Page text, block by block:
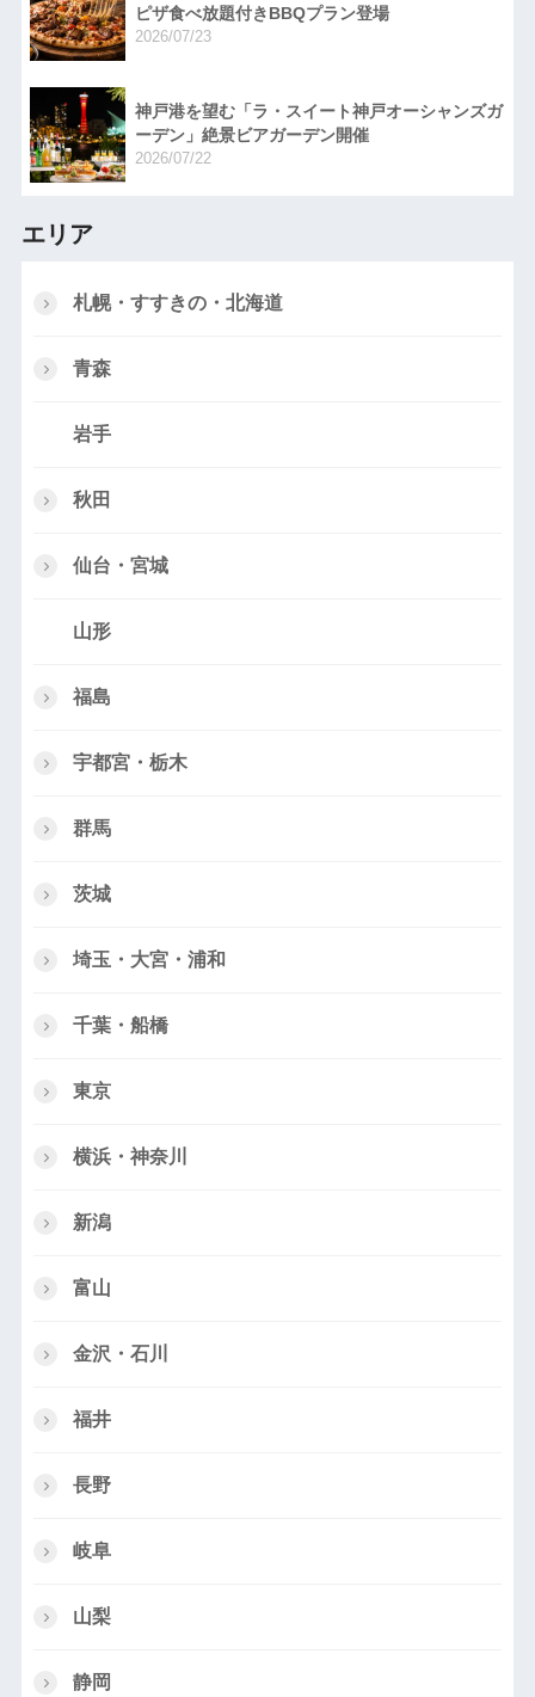
ピザ食べ放題付きBBQプラン登場
2026/07/23
神戸港を望む「ラ・スイート神戸オーシャンズガ
ーデン」絶景ビアガーデン開催
2026/07/22
エリア
札幌・すすきの・北海道
青森
岩手
秋田
仙台・宮城
山形
福島
宇都宮・栃木
群馬
茨城
埼玉・大宮・浦和
千葉・船橋
東京
横浜・神奈川
新潟
富山
金沢・石川
福井
長野
岐阜
山梨
静岡